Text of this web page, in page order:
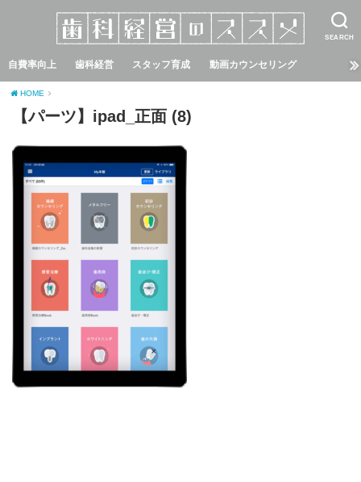
SEARCH
自費率向上 歯科経営 スタッフ育成 動画カウンセリング
HOME
【パーツ】ipad_正面 (8)